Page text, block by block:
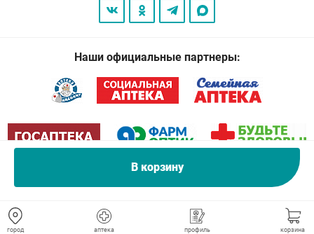
город аптека профиль корзина
В корзину
Наши официальные партнеры: